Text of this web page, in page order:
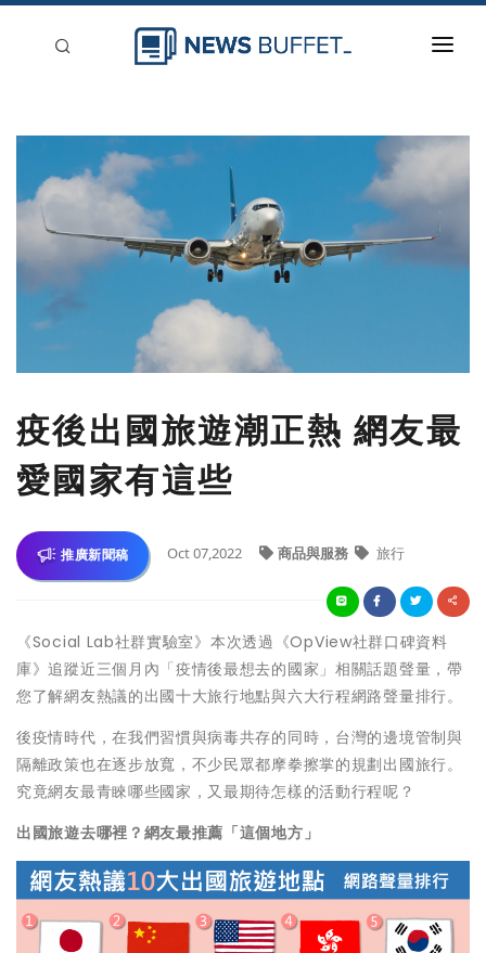
刊登
疫後出國旅遊潮正熱 網友最
愛國家有這些
推廣新聞稿 Oct 07,2022 商品與服務 旅行
《Social Lab社群實驗室》本次透過《OpView社群口碑資料
庫》追蹤近三個月內「疫情後最想去的國家」相關話題聲量，帶
您了解網友熱議的出國十大旅行地點與六大行程網路聲量排行。
後疫情時代，在我們習慣與病毒共存的同時，台灣的邊境管制與
隔離政策也在逐步放寬，不少民眾都摩拳擦掌的規劃出國旅行。
究竟網友最青睞哪些國家，又最期待怎樣的活動行程呢？
出國旅遊去哪裡？網友最推薦「這個地方」